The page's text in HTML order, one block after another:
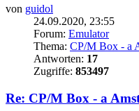
von guidol
24.09.2020, 23:55
Forum: Emulator
Thema: CP/M Box - a
Antworten: 17
Zugriffe: 853497
Re: CP/M Box - a